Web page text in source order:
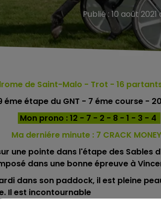
Publié : 10 août
de Saint-Malo - Trot - 16
éme étape du GNT - 7 éme course -
Mon prono : 12 - 7 - 2 - 8 - 1 - 3 - 4
Ma derniére minute :7 CRACK MONEY
une pointe dans l'étape des Sables
dans une bonne épreuve à
dans son paddock, il est pleine
Il est incontournable